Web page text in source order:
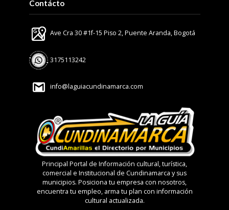
Contácto
Ave Cra 30 #1f-15 Piso 2, Puente Aranda, Bogotá
3175113242
info@laguiacundinamarca.com
Principal Portal de Información cultural, turística,
comercial e Institucional de Cundinamarca y sus
municipios. Posiciona tu empresa con nosotros,
encuentra tu empleo, arma tu plan con información
cultural actualizada.